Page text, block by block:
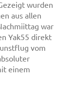
wurden
aus allen
war
Yak55 direkt
vom
einem